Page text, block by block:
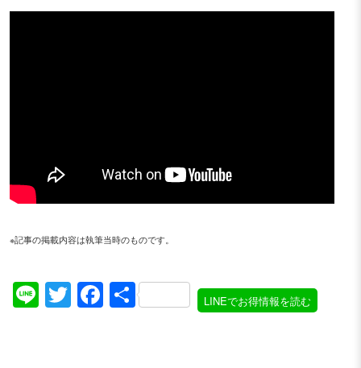
※記事の掲載内容は執筆当時のものです。
LineTwitter
Facebook
共
有
LINEでお得情報を読む